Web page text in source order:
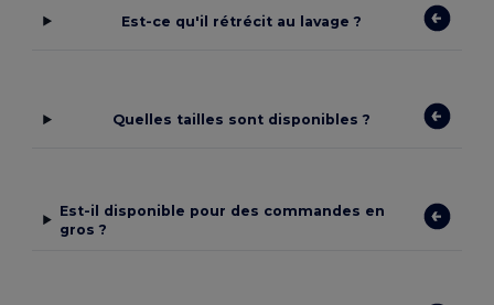
Est-ce qu'il rétrécit au lavage ?
Quelles tailles sont disponibles ?
Est-il disponible pour des commandes en
gros ?